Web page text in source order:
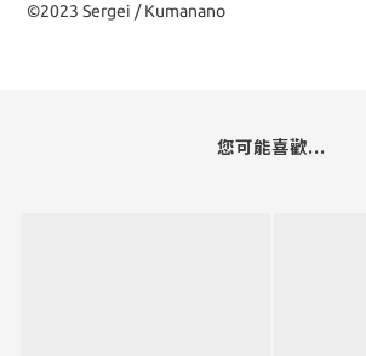
©2023 Sergei / Kumanano
您可能喜歡...